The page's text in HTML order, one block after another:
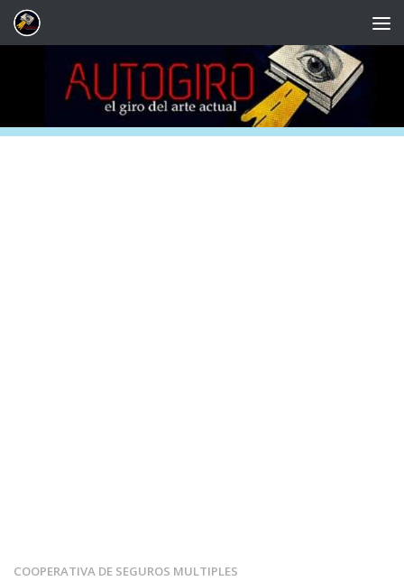
Saltar al contenido
COOPERATIVA DE SEGUROS MULTIPLES